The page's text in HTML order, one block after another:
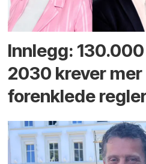
Innlegg:
2030 krever mer
forenklede